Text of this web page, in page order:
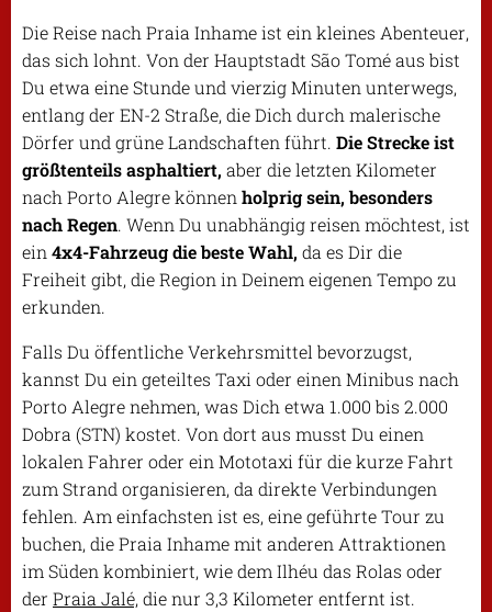
Die Reise nach Praia Inhame ist ein kleines Abenteuer,
das sich lohnt. Von der Hauptstadt São Tomé aus bist
Du etwa eine Stunde und vierzig Minuten unterwegs,
entlang der EN-2 Straße, die Dich durch malerische
Dörfer und grüne Landschaften führt. Die Strecke ist
größtenteils asphaltiert, aber die letzten Kilometer
nach Porto Alegre können holprig sein, besonders
nach Regen. Wenn Du unabhängig reisen möchtest, ist
ein 4x4-Fahrzeug die beste Wahl, da es Dir die
Freiheit gibt, die Region in Deinem eigenen Tempo zu
erkunden.
Falls Du öffentliche Verkehrsmittel bevorzugst,
kannst Du ein geteiltes Taxi oder einen Minibus nach
Porto Alegre nehmen, was Dich etwa 1.000 bis 2.000
Dobra (STN) kostet. Von dort aus musst Du einen
lokalen Fahrer oder ein Mototaxi für die kurze Fahrt
zum Strand organisieren, da direkte Verbindungen
fehlen. Am einfachsten ist es, eine geführte Tour zu
buchen, die Praia Inhame mit anderen Attraktionen
im Süden kombiniert, wie dem Ilhéu das Rolas oder
der Praia Jalé, die nur 3,3 Kilometer entfernt ist.